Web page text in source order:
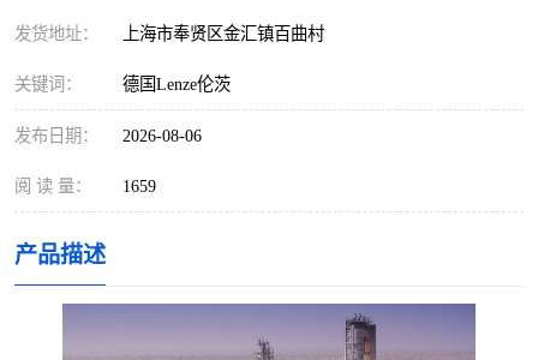
发货地址： 上海市奉贤区金汇镇百曲村
关键词： 德国Lenze伦茨
发布日期： 2026-08-06
阅 读 量： 1659
产品描述